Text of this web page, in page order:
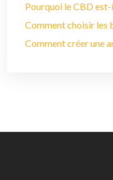
Pourquoi le CBD
Comment choisir les
Comment créer une